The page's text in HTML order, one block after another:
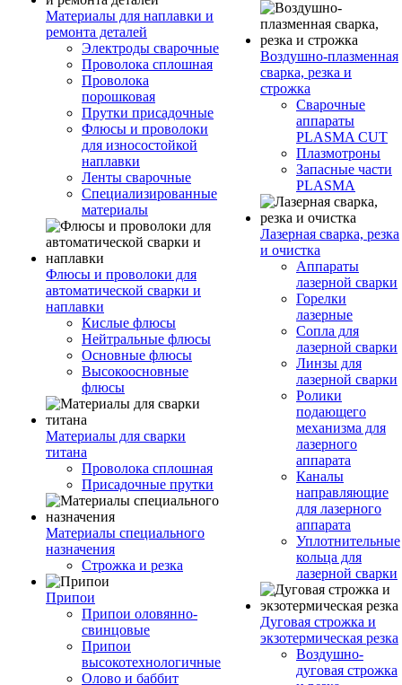
Материалы для наплавки и
ремонта деталей
Электроды сварочные
Проволока сплошная
Проволока
порошковая
Прутки присадочные
Флюсы и проволоки
для износостойкой
наплавки
Ленты сварочные
Специализированные
материалы
Флюсы и проволоки для
автоматической сварки и
наплавки
Кислые флюсы
Нейтральные флюсы
Основные флюсы
Высокоосновные
флюсы
Материалы для сварки
титана
Проволока сплошная
Присадочные прутки
Материалы специального
назначения
Строжка и резка
Припои
Припои оловянно-
свинцовые
Припои
высокотехнологичные
Олово и баббит
Воздушно-плазменная
сварка, резка и
строжка
Сварочные
аппараты
PLASMA CUT
Плазмотроны
Запасные части
PLASMA
Лазерная сварка, резка
и очистка
Аппараты
лазерной сварки
Горелки
лазерные
Сопла для
лазерной сварки
Линзы для
лазерной сварки
Ролики
подающего
механизма для
лазерного
аппарата
Каналы
направляющие
для лазерного
аппарата
Уплотнительные
кольца для
лазерной сварки
Дуговая строжка и
экзотермическая резка
Воздушно-
дуговая строжка